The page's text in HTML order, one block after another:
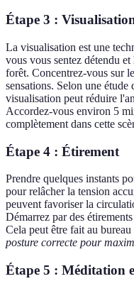
Étape 3 :
La visualisation est une
vous vous sentez détendu
forêt. Concentrez-vous sur
sensations. Selon une étude
visualisation peut réduire
Accordez-vous environ 5
complètement dans cette
Étape 4 : Étirement
Prendre quelques instants
pour relâcher la tension
peuvent favoriser la
Démarrez par des
Cela peut être fait au
posture correcte pour
Étape 5 : Méditation